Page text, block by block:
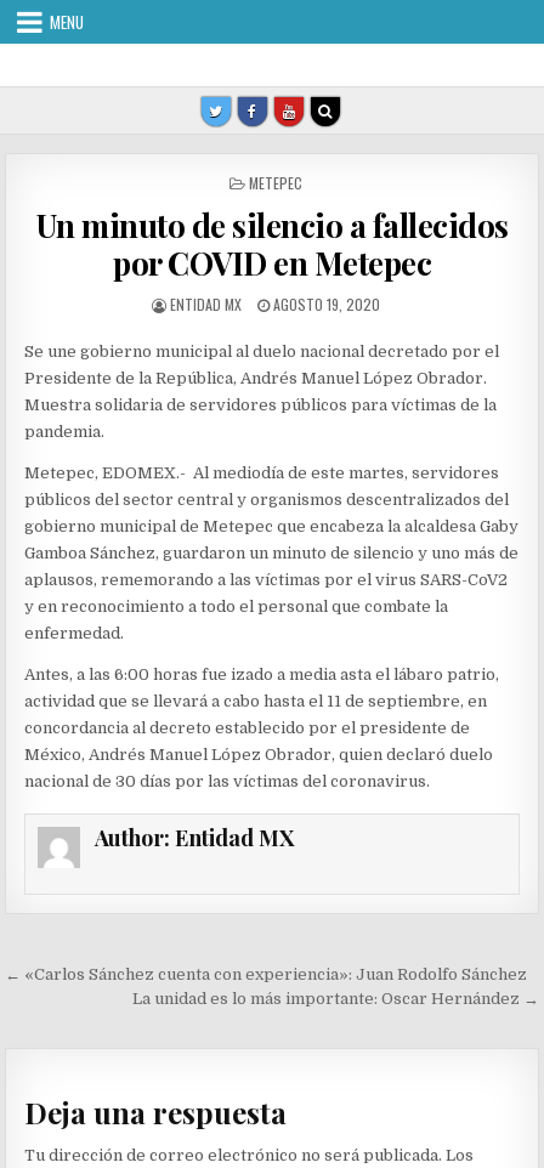
Skip
MENU
POSTED
METEPEC
Un minuto de silencio a fallecidos
por COVID en Metepec
AUTHOR:
ENTIDAD MX
PUBLISHED
AGOSTO 19, 2020
Se une gobierno municipal al duelo nacional decretado por el
Presidente de la República, Andrés Manuel López Obrador.
Muestra solidaria de servidores públicos para víctimas de la
pandemia.
Metepec, EDOMEX.- Al mediodía de este martes, servidores
públicos del sector central y organismos descentralizados del
gobierno municipal de Metepec que encabeza la alcaldesa Gaby
Gamboa Sánchez, guardaron un minuto de silencio y uno más de
aplausos, rememorando a las víctimas por el virus SARS-CoV2
y en reconocimiento a todo el personal que combate la
enfermedad.
Antes, a las 6:00 horas fue izado a media asta el lábaro patrio,
actividad que se llevará a cabo hasta el 11 de septiembre, en
concordancia al decreto establecido por el presidente de
México, Andrés Manuel López Obrador, quien declaró duelo
nacional de 30 días por las víctimas del coronavirus.
Author: Entidad MX
Navegación
entradas
← «Carlos Sánchez cuenta con experiencia»: Juan Rodolfo Sánchez
La unidad es lo más importante: Oscar Hernández →
Deja una respuesta
Tu dirección de correo electrónico no será publicada. Los